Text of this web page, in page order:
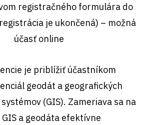
registračného formulára do
je ukončená) – možná
účasť online
je priblížiť účastníkom
geodát a geografických
(GIS). Zameriava sa na
a geodáta efektívne